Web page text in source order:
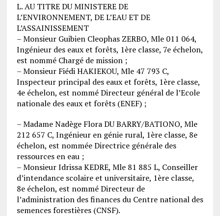
L. AU TITRE DU MINISTERE DE
L’ENVIRONNEMENT, DE L’EAU ET DE
L’ASSAINISSEMENT
– Monsieur Guibien Cleophas ZERBO, Mle 011 064,
Ingénieur des eaux et forêts, 1ère classe, 7e échelon,
est nommé Chargé de mission ;
– Monsieur Fiédi HAKIEKOU, Mle 47 793 C,
Inspecteur principal des eaux et forêts, 1ère classe,
4e échelon, est nommé Directeur général de l’Ecole
nationale des eaux et forêts (ENEF) ;
– Madame Nadège Flora DU BARRY/BATIONO, Mle
212 657 C, Ingénieur en génie rural, 1ère classe, 8e
échelon, est nommée Directrice générale des
ressources en eau ;
– Monsieur Idrissa KEDRE, Mle 81 885 L, Conseiller
d’intendance scolaire et universitaire, 1ère classe,
8e échelon, est nommé Directeur de
l’administration des finances du Centre national des
semences forestières (CNSF).